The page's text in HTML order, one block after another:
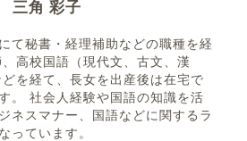
三角 彩子
て秘書・経理補助などの職種を経
高校国語（現代文、古文、漢
を経て、長女を出産後は在宅で
。 社会人経験や国語の知識を活
ネスマナー、国語などに関するラ
っています。